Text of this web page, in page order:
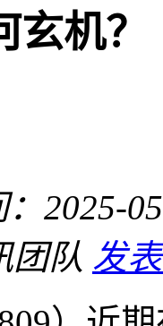
机？
2025-
团队 发